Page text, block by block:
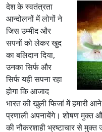
देश के स्वतंत्रता
आन्दोलनों में लोगों ने
जिस उम्मीद और
सपनों को लेकर खुद
का बलिदान दिया,
उनका सिर्फ और
सिर्फ यही सपना रहा
होगा कि आजाद
भारत की खुली फिजां में हमारी आने
प्रणाली अपनायेंगे। शोषण मुक्त
की नौकरशाही भ्रष्टाचार से मुक्त